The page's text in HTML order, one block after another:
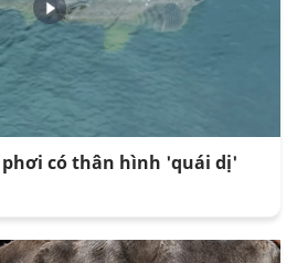
có thân hình 'quái dị'